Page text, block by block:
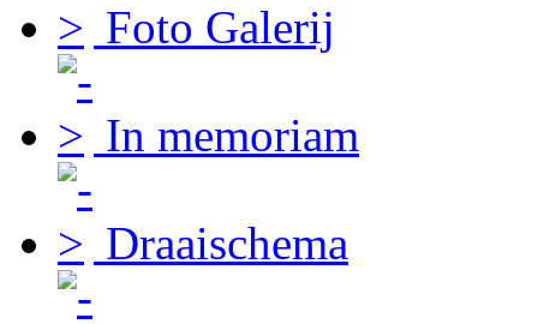
Foto Galerij
In memoriam
Draaischema